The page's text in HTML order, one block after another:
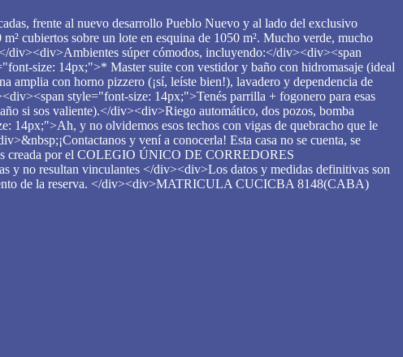
frente al nuevo desarrollo Pueblo Nuevo y al lado del exclusivo
cubiertos sobre un lote en esquina de 1050 m². Mucho verde, mucho
div><div>Ambientes súper cómodos, incluyendo:</div><div><span
size: 14px;">* Master suite con vestidor y baño con hidromasaje (ideal
con horno pizzero (¡sí, leíste bien!), lavadero y dependencia de
style="font-size: 14px;">Tenés parrilla + fogonero para esas
si sos valiente).</div><div>Riego automático, dos pozos, bomba
y no olvidemos esos techos con vigas de quebracho que le
y vení a conocerla! Esta casa no se cuenta, se
creada por el COLEGIO ÚNICO DE CORREDORES
no resultan vinculantes </div><div>Los datos y medidas definitivas son
de la reserva. </div><div>MATRICULA CUCICBA 8148(CABA)